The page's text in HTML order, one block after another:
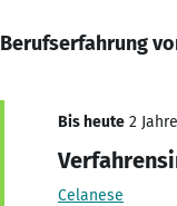
Berufserfahrung
Bis heute 2
Celanese